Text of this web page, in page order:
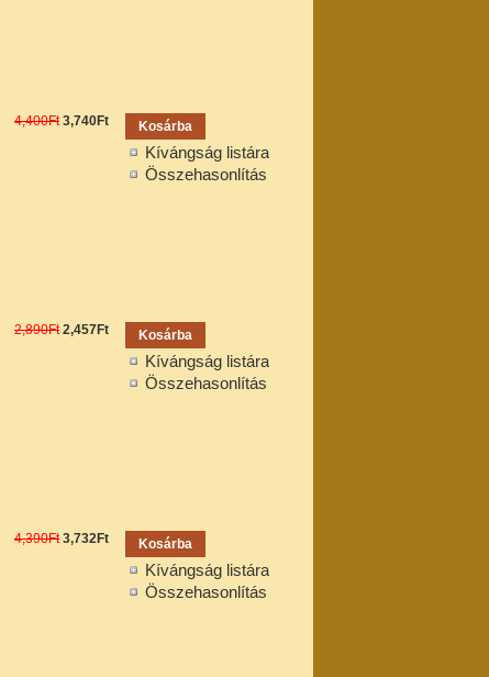
Kívángság listára
Összehasonlítás
4,400Ft 3,740Ft
Kívángság listára
Összehasonlítás
2,890Ft 2,457Ft
Kívángság listára
Összehasonlítás
4,390Ft 3,732Ft